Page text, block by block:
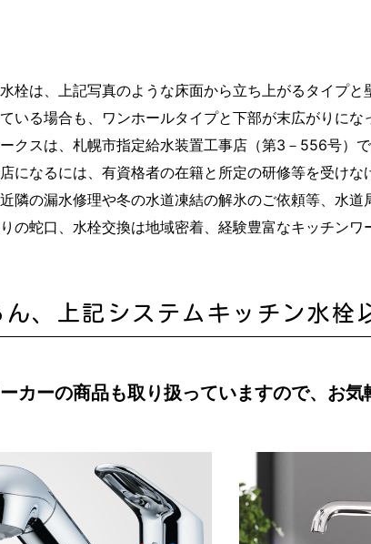
栓は、上記写真のような床面から立ち上がるタイプと
いる場合も、ワンホールタイプと下部が末広がりにな
クスは、札幌市指定給水装置工事店（第3－556号）で
店になるには、有資格者の在籍と所定の研修等を受けな
隣の漏水修理や冬の水道凍結の解氷のご依頼等、水道
の蛇口、水栓交換は地域密着、経験豊富なキッチンワ
ん、上記システムキッチン水
カーの商品も取り扱っていますので、お